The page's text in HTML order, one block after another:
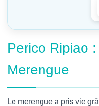
Perico Ripiao
Merengue
Le merengue a pris vie